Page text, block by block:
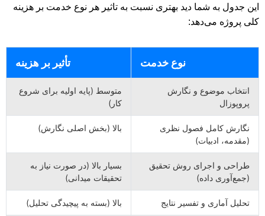
این جدول به شما دید بهتری نسبت به تاثیر هر نوع خدمت بر هزینه
کلی پروژه می‌دهد:
نوع خدمت تأثیر بر هزینه
انتخاب موضوع و نگارش
پروپوزال
متوسط (پایه اولیه برای شروع
کار)
نگارش کامل فصول نظری
(مقدمه، ادبیات)
بالا (بخش اصلی نگارش)
طراحی و اجرای روش تحقیق
(جمع‌آوری داده)
بسیار بالا (در صورت نیاز به
تحقیقات میدانی)
تحلیل آماری و تفسیر نتایج بالا (بسته به پیچیدگی تحلیل)